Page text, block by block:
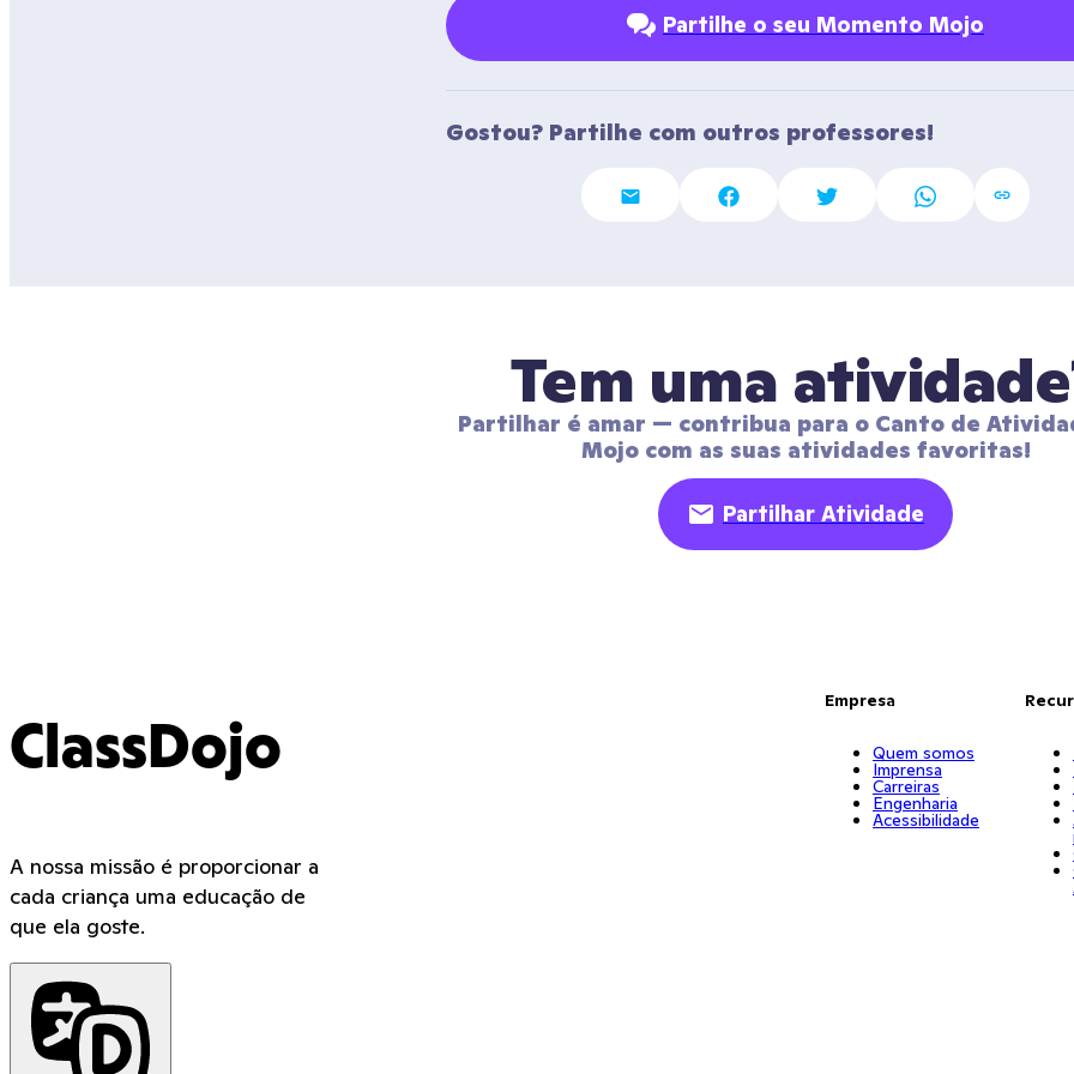
Partilhe o seu Momento Mojo
Gostou? Partilhe com outros professores!
Tem uma
Partilhar é amar — contribua para o Canto de
Mojo com as suas atividades favoritas!
Partilhar Atividade
ClassDojo
A nossa missão é proporcionar a
cada criança uma educação de
que ela goste.
Empresa
Quem somos
Imprensa
Carreiras
Engenharia
Acessibilidade